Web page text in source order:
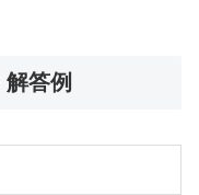
答例